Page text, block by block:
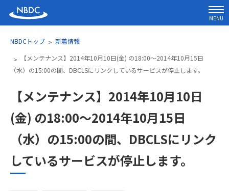
MENU
NBDCトップ
新着情報
【メンテナンス】2014年10月10日(金) の18:00～2014年10月15日
（水）の15:00の間、DBCLSにリンクしているサービスが停止します。
【メンテナンス】2014年10月10日
(金) の18:00～2014年10月15日
（水）の15:00の間、DBCLSにリンク
しているサービスが停止します。